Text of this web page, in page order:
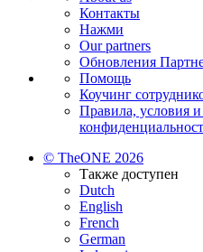
Контакты
Нажми
Our partners
Обновления
Помощь
Коучинг
Правила, условия
© TheONE 2026
Также доступен
Dutch
English
French
German